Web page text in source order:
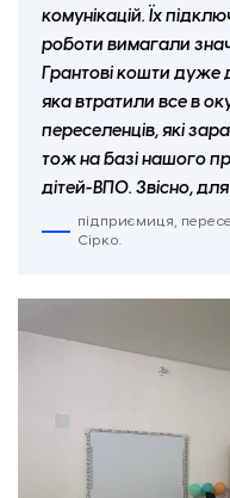
комунікацій. Їх
роботи вимагали
Грантові кошти дуже
яка втратили все в
переселенців, які
тож на базі нашого
дітей-ВПО. Звісно,
підприємиця,
Сірко.